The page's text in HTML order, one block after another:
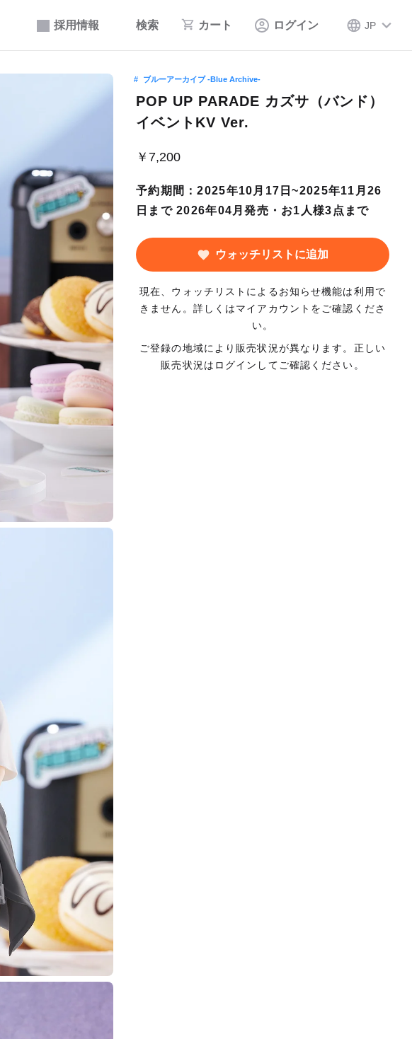
採用情報 検索 カート ログイン JP
ブルーアーカイブ -Blue Archive-
POP UP PARADE カズサ（バンド）
イベントKV Ver.
￥7,200
予約期間：2025年10月17日~2025年11月26
日まで 2026年04月発売・お1人様3点まで
ウォッチリストに追加
現在、ウォッチリストによるお知らせ機能は利用で
きません。詳しくはマイアカウントをご確認くださ
い。
ご登録の地域により販売状況が異なります。正しい
販売状況はログインしてご確認ください。